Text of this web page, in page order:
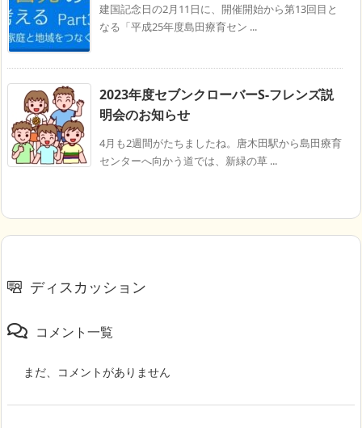
建国記念日の2月11日に、開催開始から第13回目と
なる「平成25年度島田療育セン ...
2023年度セブンクローバーS-フレンズ説
明会のお知らせ
4月も2週間がたちましたね。唐木田駅から島田療育
センターへ向かう道では、新緑の草 ...
ディスカッション
コメント一覧
まだ、コメントがありません